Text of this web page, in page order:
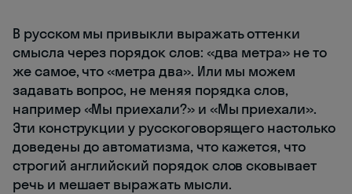
В русском мы привыкли выражать оттенки
смысла через порядок слов: «два метра» не то
же самое, что «метра два». Или мы можем
задавать вопрос, не меняя порядка слов,
например «Мы приехали?» и «Мы приехали».
Эти конструкции у русскоговорящего настолько
доведены до автоматизма, что кажется, что
строгий английский порядок слов сковывает
речь и мешает выражать мысли.